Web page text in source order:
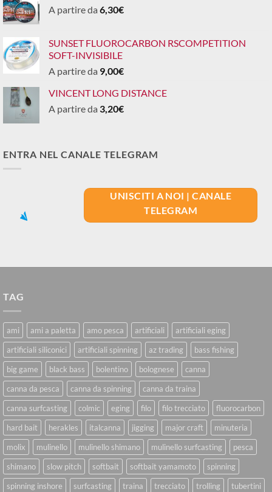
A partire da 6,30€
SUNSET FLUOROCARBON RSCOMPETITION
SOFT-INVISIBILE
A partire da 9,00€
VINCENT LONG DISTANCE
A partire da 3,20€
ENTRA NEL CANALE TELEGRAM
UNISCITI A NOI | CANALE
TELEGRAM
TAG
ami ami a paletta amo pesca artificiali
artificiali eging
artificiali siliconici
artificiali spinning az trading
bass fishing
big game
black bass bolentino bolognese
canna
canna da pesca
canna da spinning
canna da traina
canna surfcasting
colmic eging filo filo trecciato
fluorocarbon
hard bait
herakles italcanna jigging major craft
minuteria
molix
mulinello mulinello shimano mulinello surfcasting
pesca
shimano
slow pitch softbait softbait yamamoto
spinning
spinning inshore
surfcasting traina trecciato trolling tubertini